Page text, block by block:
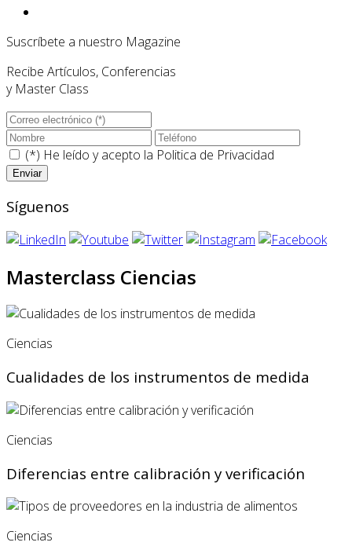
Suscríbete a nuestro Magazine
Recibe Artículos, Conferencias
y Master Class
(*) He leído y acepto la Politica de Privacidad
Síguenos
Masterclass Ciencias
Ciencias
Cualidades de los instrumentos de medida
Ciencias
Diferencias entre calibración y verificación
Ciencias